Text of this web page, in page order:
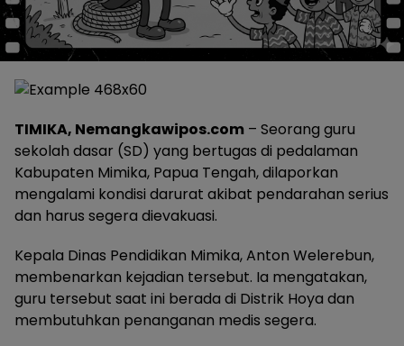
TIMIKA, Nemangkawipos.com – Seorang guru
sekolah dasar (SD) yang bertugas di pedalaman
Kabupaten Mimika, Papua Tengah, dilaporkan
mengalami kondisi darurat akibat pendarahan serius
dan harus segera dievakuasi.
Kepala Dinas Pendidikan Mimika, Anton Welerebun,
membenarkan kejadian tersebut. Ia mengatakan,
guru tersebut saat ini berada di Distrik Hoya dan
membutuhkan penanganan medis segera.